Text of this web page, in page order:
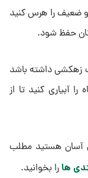
ضعیف را هرس کنید
حفظ شود.
زهکشی داشته باشد
آبیاری کنید تا از
آسان هستید مطلب
ها را بخوانید.